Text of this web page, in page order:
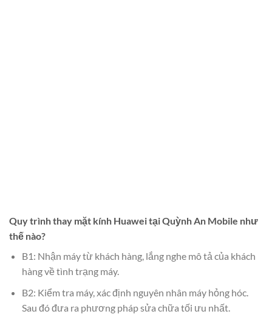
Quy trình thay mặt kính Huawei tại Quỳnh An Mobile như
thế nào?
B1: Nhận máy từ khách hàng, lắng nghe mô tả của khách
hàng về tình trạng máy.
B2: Kiểm tra máy, xác định nguyên nhân máy hỏng hóc.
Sau đó đưa ra phương pháp sửa chữa tối ưu nhất.